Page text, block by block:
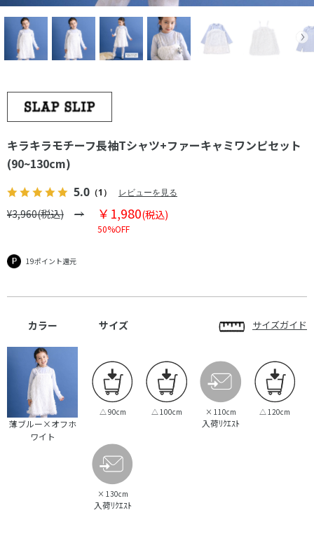
キラキラモチーフ長袖Tシャツ+ファーキャミワンピセット
(90~130cm)
5.0 （1） レビューを見る
¥3,960(税込) ￥1,980(税込)
50%OFF
19ポイント還元
カラー サイズ サイズガイド
薄ブルー×オフホ
ワイト
△ 90cm △ 100cm × 110cm
入荷ﾘｸｴｽﾄ
△ 120cm
× 130cm
入荷ﾘｸｴｽﾄ